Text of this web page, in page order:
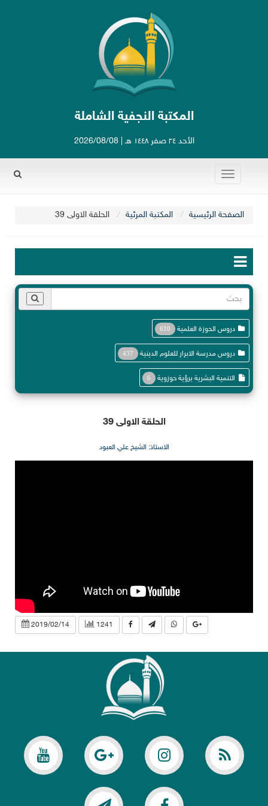
المكتبة النجفية الشاملة
الأحد ٢٤ صفر ١٤٤٨ هـ | 2026/08/08
Toggle
navigation
الصفحة الرئيسية المكتبة المرئية الحلقة الاولى 39
دروس الحوزة العلمية 610
دروس مدرسة الابرار للعلوم الدينية 437
التنمية البشرية برؤية حوزوية 6
الحلقة الاولى 39
الاستاذ: الشيخ علي العبود
2019/02/14 1241